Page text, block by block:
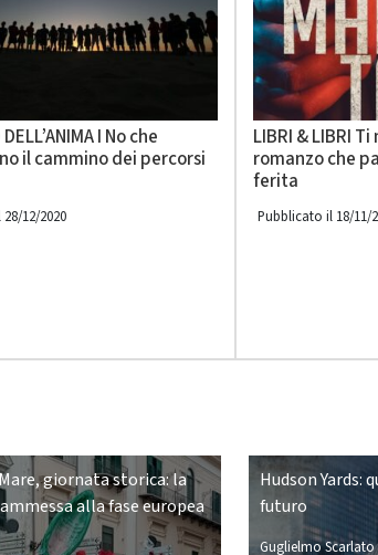
I No che
il cammino dei percorsi
12/2020
LIBRI & LIBRI
romanzo che
ferita
Pubblicato il 18/11/
giornata storica: la
alla fase europea
Hudson Yards:
futuro
Guglielmo Scarlato